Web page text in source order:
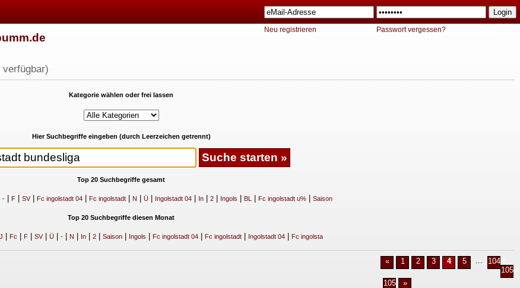
Neu registrieren Passwort vergessen?
verfügbar)
Kategorie wählen oder frei lassen
Hier Suchbegriffe eingeben (durch Leerzeichen getrennt)
Top 20 Suchbegriffe gesamt
-| F| SV| Fc ingolstadt 04| Fc ingolstadt| N Ü Ingolstadt 04| In| 2| Ingols BL | Fc ingolstadt u%| Saison
Top 20 Suchbegriffe diesen Monat
J Fc F| SV| Ü| -| N In| 2| Saison| Ingols Fc ingolstadt 04| Fc ingolstadt| Ingolstadt 04| Fc ingolsta
« 1 2 3 4 5
1049
1050
1051
»